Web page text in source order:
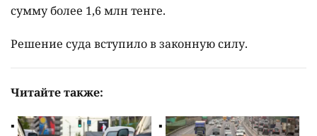
сумму более 1,6 млн тенге.
Решение суда вступило в законную силу.
Читайте также: